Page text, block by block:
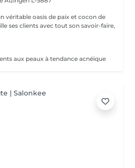
véritable oasis de paix et cocon de
ses clients avec tout son savoir-faire,
aux peaux à tendance acnéique